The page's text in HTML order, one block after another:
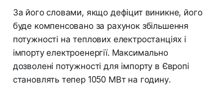
За його словами, якщо дефіцит виникне, його
буде компенсовано за рахунок збільшення
потужності на теплових електростанціях і
імпорту електроенергії. Максимально
дозволені потужності для імпорту в Європі
становлять тепер 1050 МВт на годину.